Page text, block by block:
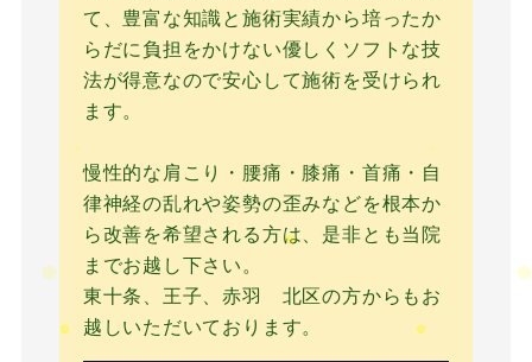
て、豊富な知識と施術実績から培ったか
らだに負担をかけない優しくソフトな技
法が得意なので安心して施術を受けられ
ます。
慢性的な肩こり・腰痛・膝痛・首痛・自
律神経の乱れや姿勢の歪みなどを根本か
ら改善を希望される方は、是非とも当院
までお越し下さい。
東十条、王子、赤羽 北区の方からもお
越しいただいております。